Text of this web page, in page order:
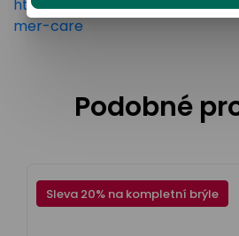
https://
mer-care
Podobné
Sleva 20% na kompletní brýle